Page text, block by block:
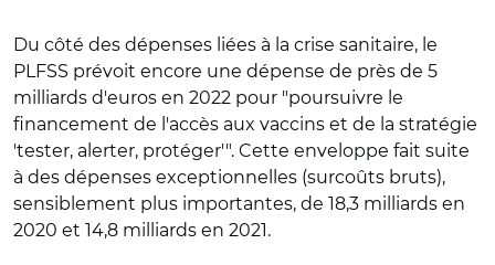
Du côté des dépenses liées à la crise sanitaire, le
PLFSS prévoit encore une dépense de près de 5
milliards d'euros en 2022 pour "poursuivre le
financement de l'accès aux vaccins et de la stratégie
'tester, alerter, protéger'". Cette enveloppe fait suite
à des dépenses exceptionnelles (surcoûts bruts),
sensiblement plus importantes, de 18,3 milliards en
2020 et 14,8 milliards en 2021.